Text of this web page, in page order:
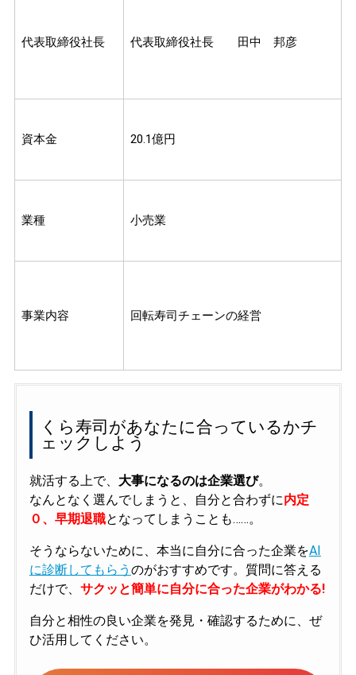
代表取締役社長 代表取締役社長 田中 邦彦
資本金 20.1億円
業種 小売業
事業内容 回転寿司チェーンの経営
くら寿司があなたに合っているかチ
ェックしよう
就活する上で、 大事になるのは企業選び。
なんとなく選んでしまうと、自分と合わずに内定
０、早期退職となってしまうことも……。
そうならないために、本当に自分に合った企業をAI
に診断してもらう のがおすすめです。質問に答える
だけで、 サクッと簡単に自分に合った企業がわかる!
自分と相性の良い企業を発見・確認するために、ぜ
ひ活用してください。